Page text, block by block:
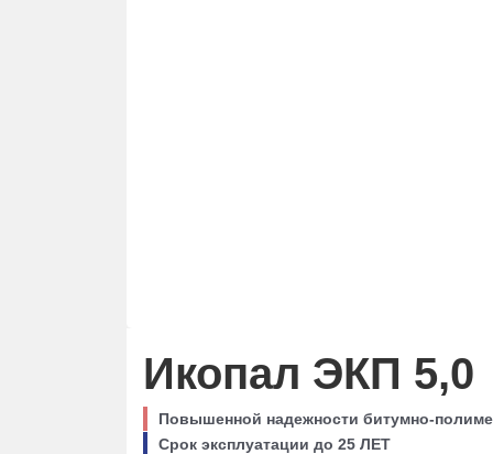
Икопал ЭКП 5,0
Повышенной надежности битумно-
Срок эксплуатации до 25 ЛЕТ